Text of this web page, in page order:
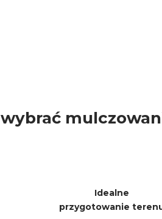
Idealne
przygotowanie